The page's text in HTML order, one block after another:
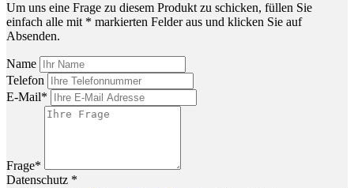
Um uns eine Frage zu diesem Produkt zu schicken, füllen Sie
einfach alle mit * markierten Felder aus und klicken Sie auf
Absenden.
Name
Telefon
E-Mail*
Frage*
Datenschutz *